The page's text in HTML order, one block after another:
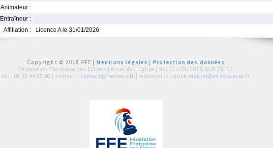
Animateur :
Entraîneur :
Affiliation :
Licence A le 31/01/2026
Copyright © 2015 FFE |Mentions légales
Protection des données
Fédération Française des Echecs | 6 rue de l'Eglise | 92600 ASNIERES SUR SEINE
tél : 01 39 44 65 80 | contact : contact@ffechecs.fr | webmestre : erick.mouret@echecs.asso.fr